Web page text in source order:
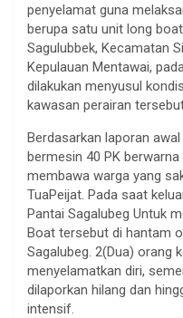
penyelamat guna
berupa satu unit long
Sagulubbek, Kecamatan
Kepulauan Mentawai,
dilakukan menyusul
kawasan perairan
​Berdasarkan laporan
bermesin 40 PK
membawa warga yang
TuaPeijat. Pada saat
Pantai Sagalubeg Untuk
Boat tersebut di hantam
Sagalubeg. 2(Dua) orang
menyelamatkan diri,
dilaporkan hilang dan
intensif.